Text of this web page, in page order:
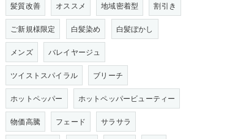
髪質改善 オススメ 地域密着型 割引き
ご新規様限定 白髪染め 白髪ぼかし
メンズ バレイヤージュ
ツイストスパイラル ブリーチ
ホットペッパー ホットペッパービューティー
物価高騰 フェード サラサラ